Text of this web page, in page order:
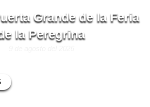
Grande de la Feria
la Peregrina